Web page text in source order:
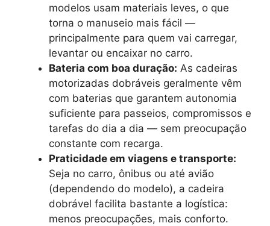
modelos usam materiais leves, o que
torna o manuseio mais fácil —
principalmente para quem vai carregar,
levantar ou encaixar no carro.
Bateria com boa duração: As cadeiras
motorizadas dobráveis geralmente vêm
com baterias que garantem autonomia
suficiente para passeios, compromissos e
tarefas do dia a dia — sem preocupação
constante com recarga.
Praticidade em viagens e transporte:
Seja no carro, ônibus ou até avião
(dependendo do modelo), a cadeira
dobrável facilita bastante a logística:
menos preocupações, mais conforto.